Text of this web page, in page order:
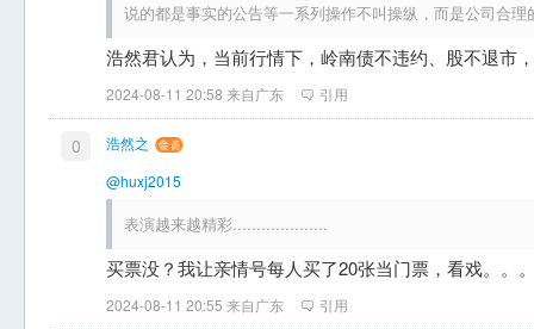
说的都是事实的公告等一系列操作不叫操纵，而是公司合
浩然君认为，当前行情下，岭南债不违约、股不退市
2024-08-11 20:58 来自广东 引用
0
浩然之
@huxj2015
表演越来越精彩....................
买票没？我让亲情号每人买了20张当门票，看戏。。
2024-08-11 20:55 来自广东 引用